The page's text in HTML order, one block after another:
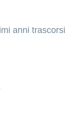
anni trascorsi